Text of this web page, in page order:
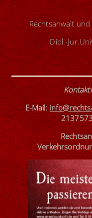
Rechtsanwalt
Dipl.-
E-Mail: